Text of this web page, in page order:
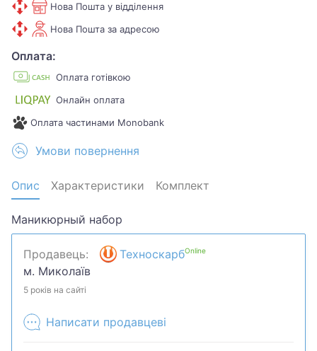
Нова Пошта у відділення
Нова Пошта за адресою
Оплата:
Оплата готівкою
Онлайн оплата
Оплата частинами Monobank
Умови повернення
Опис Характеристики Комплект
Маникюрный набор
Продавець: ТехноскарбOnline
м. Миколаїв
5 років на сайті
Написати продавцеві